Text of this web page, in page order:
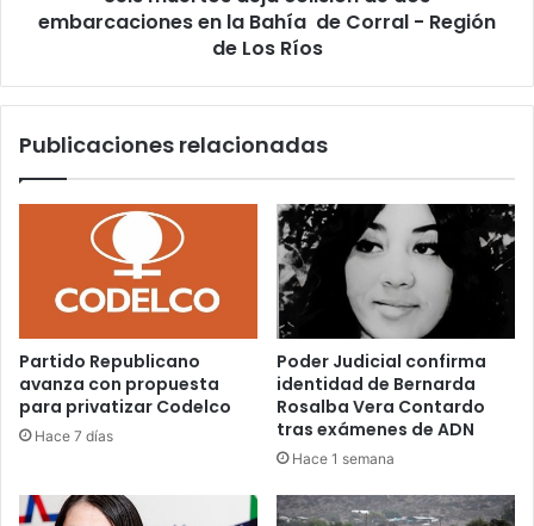
Región
Los
embarcaciones en la Bahía de Corral - Región
de Los Ríos
Publicaciones relacionadas
Partido Republicano
avanza con propuesta
para privatizar Codelco
Hace 7 días
Poder Judicial confirma
identidad de Bernarda
Rosalba Vera Contardo
tras exámenes de ADN
Hace 1 semana